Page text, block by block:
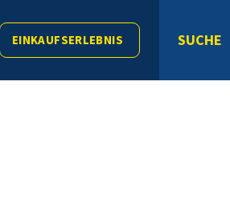
EINKAUFSERLEBNIS SUCHE